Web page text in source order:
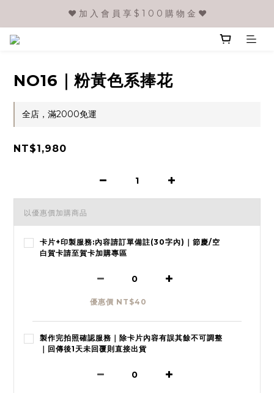
❤️ 加 入 會 員 享 $ 1 0 0 購 物 金 ❤️
NO16｜粉黃色系捧花
全店，滿2000免運
NT$1,980
以優惠價加購商品
卡片+印製服務:內容請訂單備註(30字內)｜節慶/空
白賀卡請至賀卡加購專區
優惠價 NT$40
製作完拍照確認服務｜除卡片內容有誤其餘不可調整
｜回傳後1天未回覆則直接出貨